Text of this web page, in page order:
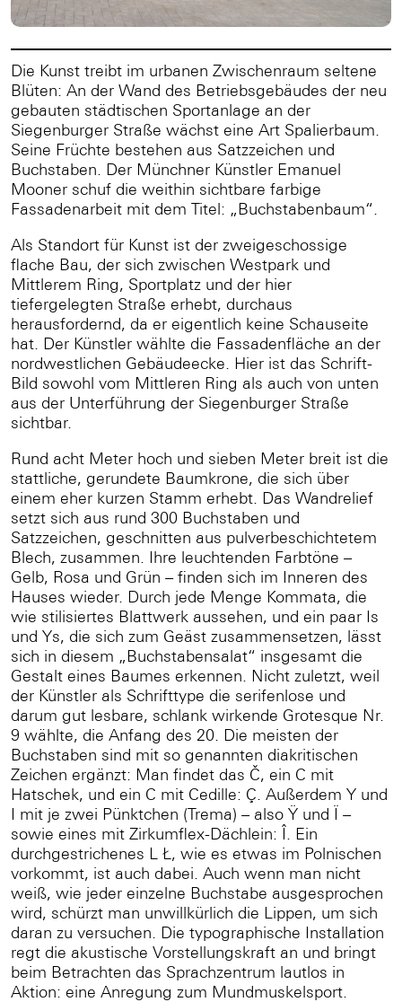
Die Kunst treibt im urbanen Zwischenraum seltene
Blüten: An der Wand des Betriebsgebäudes der neu
gebauten städtischen Sportanlage an der
Siegenburger Straße wächst eine Art Spalierbaum.
Seine Früchte bestehen aus Satzzeichen und
Buchstaben. Der Münchner Künstler Emanuel
Mooner schuf die weithin sichtbare farbige
Fassadenarbeit mit dem Titel: „Buchstabenbaum“.
Als Standort für Kunst ist der zweigeschossige
flache Bau, der sich zwischen Westpark und
Mittlerem Ring, Sportplatz und der hier
tiefergelegten Straße erhebt, durchaus
herausfordernd, da er eigentlich keine Schauseite
hat. Der Künstler wählte die Fassadenfläche an der
nordwestlichen Gebäudeecke. Hier ist das Schrift-
Bild sowohl vom Mittleren Ring als auch von unten
aus der Unterführung der Siegenburger Straße
sichtbar.
Rund acht Meter hoch und sieben Meter breit ist die
stattliche, gerundete Baumkrone, die sich über
einem eher kurzen Stamm erhebt. Das Wandrelief
setzt sich aus rund 300 Buchstaben und
Satzzeichen, geschnitten aus pulverbeschichtetem
Blech, zusammen. Ihre leuchtenden Farbtöne –
Gelb, Rosa und Grün – finden sich im Inneren des
Hauses wieder. Durch jede Menge Kommata, die
wie stilisiertes Blattwerk aussehen, und ein paar Is
und Ys, die sich zum Geäst zusammensetzen, lässt
sich in diesem „Buchstabensalat“ insgesamt die
Gestalt eines Baumes erkennen. Nicht zuletzt, weil
der Künstler als Schrifttype die serifenlose und
darum gut lesbare, schlank wirkende Grotesque Nr.
9 wählte, die Anfang des 20. Die meisten der
Buchstaben sind mit so genannten diakritischen
Zeichen ergänzt: Man findet das Č, ein C mit
Hatschek, und ein C mit Cedille: Ç. Außerdem Y und
I mit je zwei Pünktchen (Trema) – also Ÿ und Ï –
sowie eines mit Zirkumflex-Dächlein: Î. Ein
durchgestrichenes L Ł, wie es etwas im Polnischen
vorkommt, ist auch dabei. Auch wenn man nicht
weiß, wie jeder einzelne Buchstabe ausgesprochen
wird, schürzt man unwillkürlich die Lippen, um sich
daran zu versuchen. Die typographische Installation
regt die akustische Vorstellungskraft an und bringt
beim Betrachten das Sprachzentrum lautlos in
Aktion: eine Anregung zum Mundmuskelsport.